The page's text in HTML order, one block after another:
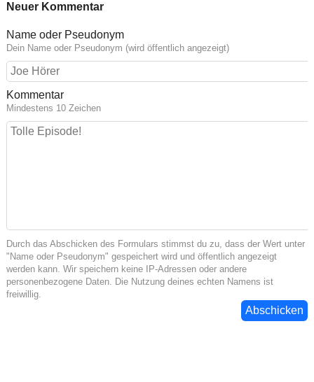
Neuer Kommentar
Name oder Pseudonym
Dein Name oder Pseudonym (wird öffentlich angezeigt)
Kommentar
Mindestens 10 Zeichen
Durch das Abschicken des Formulars stimmst du zu, dass der Wert unter
"Name oder Pseudonym" gespeichert wird und öffentlich angezeigt
werden kann. Wir speichern keine IP-Adressen oder andere
personenbezogene Daten. Die Nutzung deines echten Namens ist
freiwillig.
Abschicken